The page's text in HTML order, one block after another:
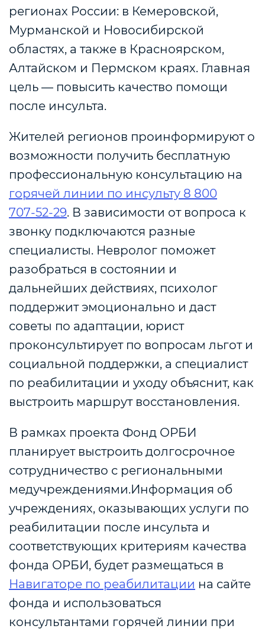
регионах России: в Кемеровской,
Мурманской и Новосибирской
областях, а также в Красноярском,
Алтайском и Пермском краях. Главная
цель — повысить качество помощи
после инсульта.
Жителей регионов проинформируют о
возможности получить бесплатную
профессиональную консультацию на
горячей линии по инсульту 8 800
707‑52‑29. В зависимости от вопроса к
звонку подключаются разные
специалисты. Невролог поможет
разобраться в состоянии и
дальнейших действиях, психолог
поддержит эмоционально и даст
советы по адаптации, юрист
проконсультирует по вопросам льгот и
социальной поддержки, а специалист
по реабилитации и уходу объяснит, как
выстроить маршрут восстановления.
В рамках проекта Фонд ОРБИ
планирует выстроить долгосрочное
сотрудничество с региональными
медучреждениями.Информация об
учреждениях, оказывающих услуги по
реабилитации после инсульта и
соответствующих критериям качества
фонда ОРБИ, будет размещаться в
Навигаторе по реабилитации на сайте
фонда и использоваться
консультантами горячей линии при